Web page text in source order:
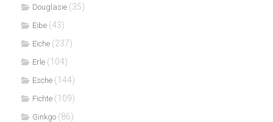
Douglasie (35)
Eibe (43)
Eiche (237)
Erle (104)
Esche (144)
Fichte (109)
Ginkgo (86)